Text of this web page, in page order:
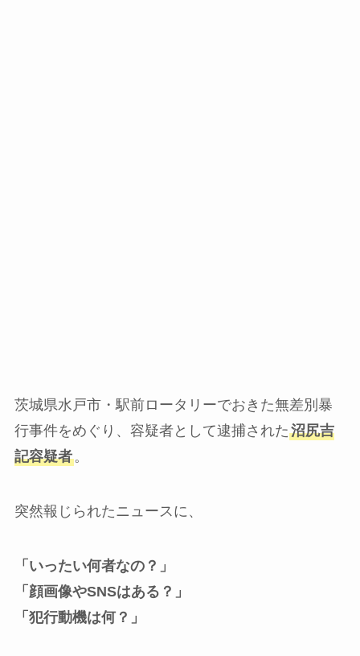
茨城県水戸市・駅前ロータリーでおきた無差別暴
行事件をめぐり、容疑者として逮捕された沼尻吉
記容疑者。
突然報じられたニュースに、
「いったい何者なの？」
「顔画像やSNSはある？」
「犯行動機は何？」